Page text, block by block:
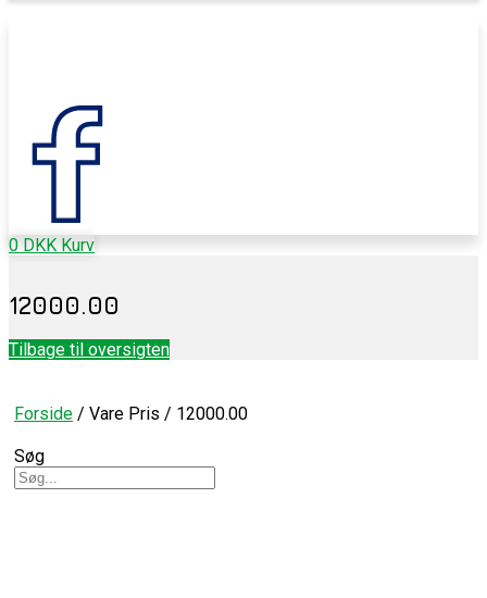
0 DKK Kurv
12000.00
Tilbage til oversigten
Forside / Vare Pris / 12000.00
Søg